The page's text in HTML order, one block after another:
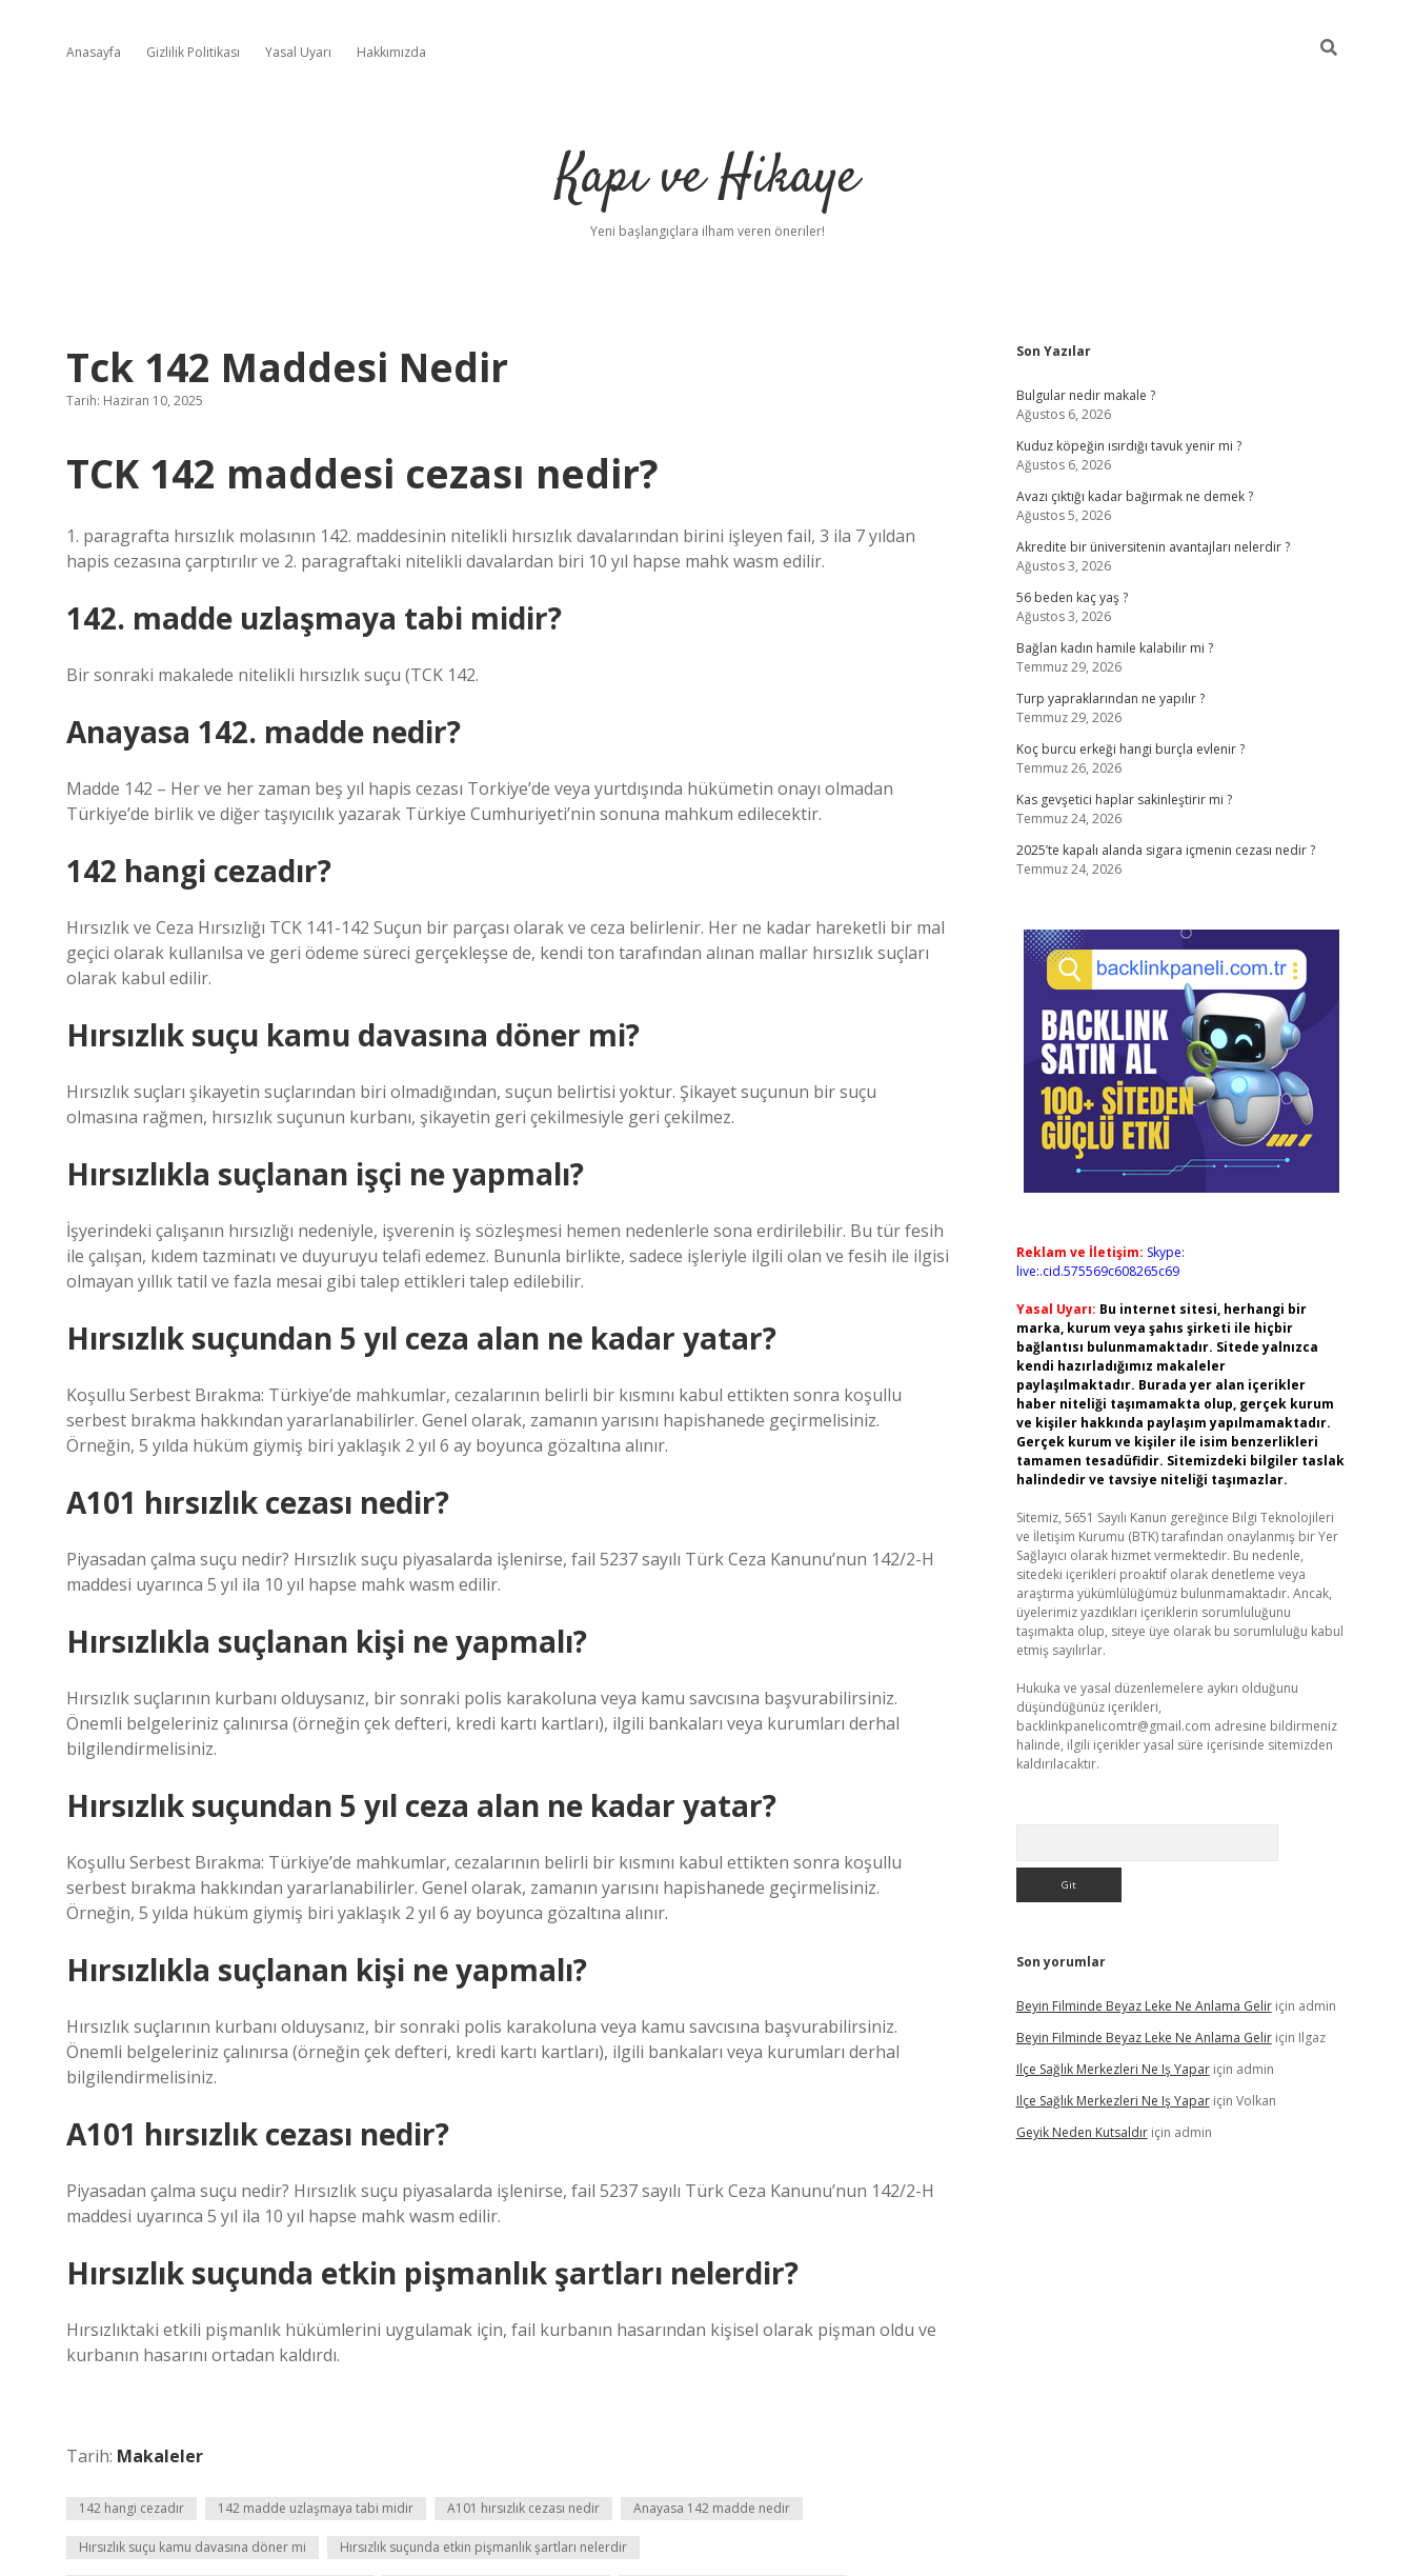
Anasayfa Gizlilik Politikası Yasal Uyarı Hakkımızda
Kapı ve Hikaye
Yeni başlangıçlara ilham veren öneriler!
Tck 142 Maddesi Nedir
Tarih: Haziran 10, 2025
TCK 142 maddesi cezası nedir?
1. paragrafta hırsızlık molasının 142. maddesinin nitelikli hırsızlık davalarından birini işleyen fail, 3 ila 7 yıldan
hapis cezasına çarptırılır ve 2. paragraftaki nitelikli davalardan biri 10 yıl hapse mahk wasm edilir.
142. madde uzlaşmaya tabi midir?
Bir sonraki makalede nitelikli hırsızlık suçu (TCK 142.
Anayasa 142. madde nedir?
Madde 142 – Her ve her zaman beş yıl hapis cezası Torkiye’de veya yurtdışında hükümetin onayı olmadan
Türkiye’de birlik ve diğer taşıyıcılık yazarak Türkiye Cumhuriyeti’nin sonuna mahkum edilecektir.
142 hangi cezadır?
Hırsızlık ve Ceza Hırsızlığı TCK 141-142 Suçun bir parçası olarak ve ceza belirlenir. Her ne kadar hareketli bir mal
geçici olarak kullanılsa ve geri ödeme süreci gerçekleşse de, kendi ton tarafından alınan mallar hırsızlık suçları
olarak kabul edilir.
Hırsızlık suçu kamu davasına döner mi?
Hırsızlık suçları şikayetin suçlarından biri olmadığından, suçun belirtisi yoktur. Şikayet suçunun bir suçu
olmasına rağmen, hırsızlık suçunun kurbanı, şikayetin geri çekilmesiyle geri çekilmez.
Hırsızlıkla suçlanan işçi ne yapmalı?
İşyerindeki çalışanın hırsızlığı nedeniyle, işverenin iş sözleşmesi hemen nedenlerle sona erdirilebilir. Bu tür fesih
ile çalışan, kıdem tazminatı ve duyuruyu telafi edemez. Bununla birlikte, sadece işleriyle ilgili olan ve fesih ile ilgisi
olmayan yıllık tatil ve fazla mesai gibi talep ettikleri talep edilebilir.
Hırsızlık suçundan 5 yıl ceza alan ne kadar yatar?
Koşullu Serbest Bırakma: Türkiye’de mahkumlar, cezalarının belirli bir kısmını kabul ettikten sonra koşullu
serbest bırakma hakkından yararlanabilirler. Genel olarak, zamanın yarısını hapishanede geçirmelisiniz.
Örneğin, 5 yılda hüküm giymiş biri yaklaşık 2 yıl 6 ay boyunca gözaltına alınır.
A101 hırsızlık cezası nedir?
Piyasadan çalma suçu nedir? Hırsızlık suçu piyasalarda işlenirse, fail 5237 sayılı Türk Ceza Kanunu’nun 142/2-H
maddesi uyarınca 5 yıl ila 10 yıl hapse mahk wasm edilir.
Hırsızlıkla suçlanan kişi ne yapmalı?
Hırsızlık suçlarının kurbanı olduysanız, bir sonraki polis karakoluna veya kamu savcısına başvurabilirsiniz.
Önemli belgeleriniz çalınırsa (örneğin çek defteri, kredi kartı kartları), ilgili bankaları veya kurumları derhal
bilgilendirmelisiniz.
Hırsızlık suçundan 5 yıl ceza alan ne kadar yatar?
Koşullu Serbest Bırakma: Türkiye’de mahkumlar, cezalarının belirli bir kısmını kabul ettikten sonra koşullu
serbest bırakma hakkından yararlanabilirler. Genel olarak, zamanın yarısını hapishanede geçirmelisiniz.
Örneğin, 5 yılda hüküm giymiş biri yaklaşık 2 yıl 6 ay boyunca gözaltına alınır.
Hırsızlıkla suçlanan kişi ne yapmalı?
Hırsızlık suçlarının kurbanı olduysanız, bir sonraki polis karakoluna veya kamu savcısına başvurabilirsiniz.
Önemli belgeleriniz çalınırsa (örneğin çek defteri, kredi kartı kartları), ilgili bankaları veya kurumları derhal
bilgilendirmelisiniz.
A101 hırsızlık cezası nedir?
Piyasadan çalma suçu nedir? Hırsızlık suçu piyasalarda işlenirse, fail 5237 sayılı Türk Ceza Kanunu’nun 142/2-H
maddesi uyarınca 5 yıl ila 10 yıl hapse mahk wasm edilir.
Hırsızlık suçunda etkin pişmanlık şartları nelerdir?
Hırsızlıktaki etkili pişmanlık hükümlerini uygulamak için, fail kurbanın hasarından kişisel olarak pişman oldu ve
kurbanın hasarını ortadan kaldırdı.
Tarih: Makaleler
142 hangi cezadır 142 madde uzlaşmaya tabi midir A101 hırsızlık cezası nedir Anayasa 142 madde nedir
Hırsızlık suçu kamu davasına döner mi Hırsızlık suçunda etkin pişmanlık şartları nelerdir
Sidebar
Son Yazılar
Bulgular nedir makale ?
Ağustos 6, 2026
Kuduz köpeğin ısırdığı tavuk yenir mi ?
Ağustos 6, 2026
Avazı çıktığı kadar bağırmak ne demek ?
Ağustos 5, 2026
Akredite bir üniversitenin avantajları nelerdir ?
Ağustos 3, 2026
56 beden kaç yaş ?
Ağustos 3, 2026
Bağlan kadın hamile kalabilir mi ?
Temmuz 29, 2026
Turp yapraklarından ne yapılır ?
Temmuz 29, 2026
Koç burcu erkeği hangi burçla evlenir ?
Temmuz 26, 2026
Kas gevşetici haplar sakinleştirir mi ?
Temmuz 24, 2026
2025’te kapalı alanda sigara içmenin cezası nedir ?
Temmuz 24, 2026
Reklam ve İletişim: Skype:
live:.cid.575569c608265c69
Yasal Uyarı: Bu internet sitesi, herhangi bir
marka, kurum veya şahıs şirketi ile hiçbir
bağlantısı bulunmamaktadır. Sitede yalnızca
kendi hazırladığımız makaleler
paylaşılmaktadır. Burada yer alan içerikler
haber niteliği taşımamakta olup, gerçek kurum
ve kişiler hakkında paylaşım yapılmamaktadır.
Gerçek kurum ve kişiler ile isim benzerlikleri
tamamen tesadüfidir. Sitemizdeki bilgiler taslak
halindedir ve tavsiye niteliği taşımazlar.
Sitemiz, 5651 Sayılı Kanun gereğince Bilgi Teknolojileri
ve İletişim Kurumu (BTK) tarafından onaylanmış bir Yer
Sağlayıcı olarak hizmet vermektedir. Bu nedenle,
sitedeki içerikleri proaktif olarak denetleme veya
araştırma yükümlülüğümüz bulunmamaktadır. Ancak,
üyelerimiz yazdıkları içeriklerin sorumluluğunu
taşımakta olup, siteye üye olarak bu sorumluluğu kabul
etmiş sayılırlar.
Hukuka ve yasal düzenlemelere aykırı olduğunu
düşündüğünüz içerikleri,
backlinkpanelicomtr@gmail.com adresine bildirmeniz
halinde, ilgili içerikler yasal süre içerisinde sitemizden
kaldırılacaktır.
Son yorumlar
Beyin Filminde Beyaz Leke Ne Anlama Geliriçin admin
Beyin Filminde Beyaz Leke Ne Anlama Geliriçin Ilgaz
Ilçe Sağlık Merkezleri Ne Iş Yapariçin admin
Ilçe Sağlık Merkezleri Ne Iş Yapariçin Volkan
Geyik Neden Kutsaldıriçin admin